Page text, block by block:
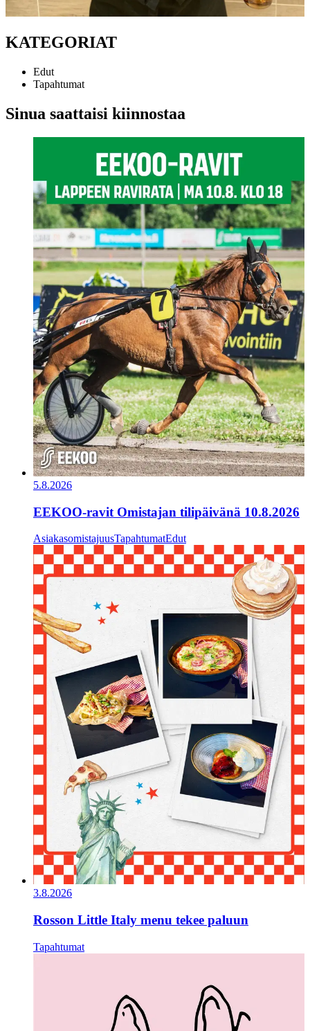
KATEGORIAT
Edut
Tapahtumat
Sinua saattaisi kiinnostaa
5.8.2026
EEKOO-ravit Omistajan tilipäivänä 10.8.2026
AsiakasomistajuusTapahtumatEdut
3.8.2026
Rosson Little Italy menu tekee paluun
Tapahtumat